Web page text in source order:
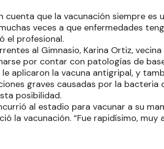
cuenta que la vacunación siempre es
veces a que enfermedades
el profesional.
al Gimnasio, Karina Ortiz,
por contar con patologías de
le aplicaron la vacuna antigripal, y
graves causadas por la bacteria
posibilidad.
al estadio para vacunar a su
la vacunación. “Fue rapidísimo,